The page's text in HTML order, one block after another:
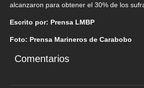
alcanzaron para obtener el 30% de los
Escrito por: Prensa LMBP
Foto: Prensa Marineros de Carabobo
Comentarios